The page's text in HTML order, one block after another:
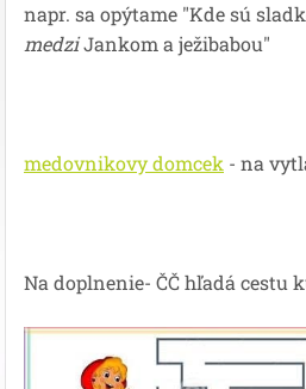
napr. sa opýtame "Kde sú
medziJankom a ježibabou"
medovnikovy domcek - na
Na doplnenie- ČČ hľadá cestu